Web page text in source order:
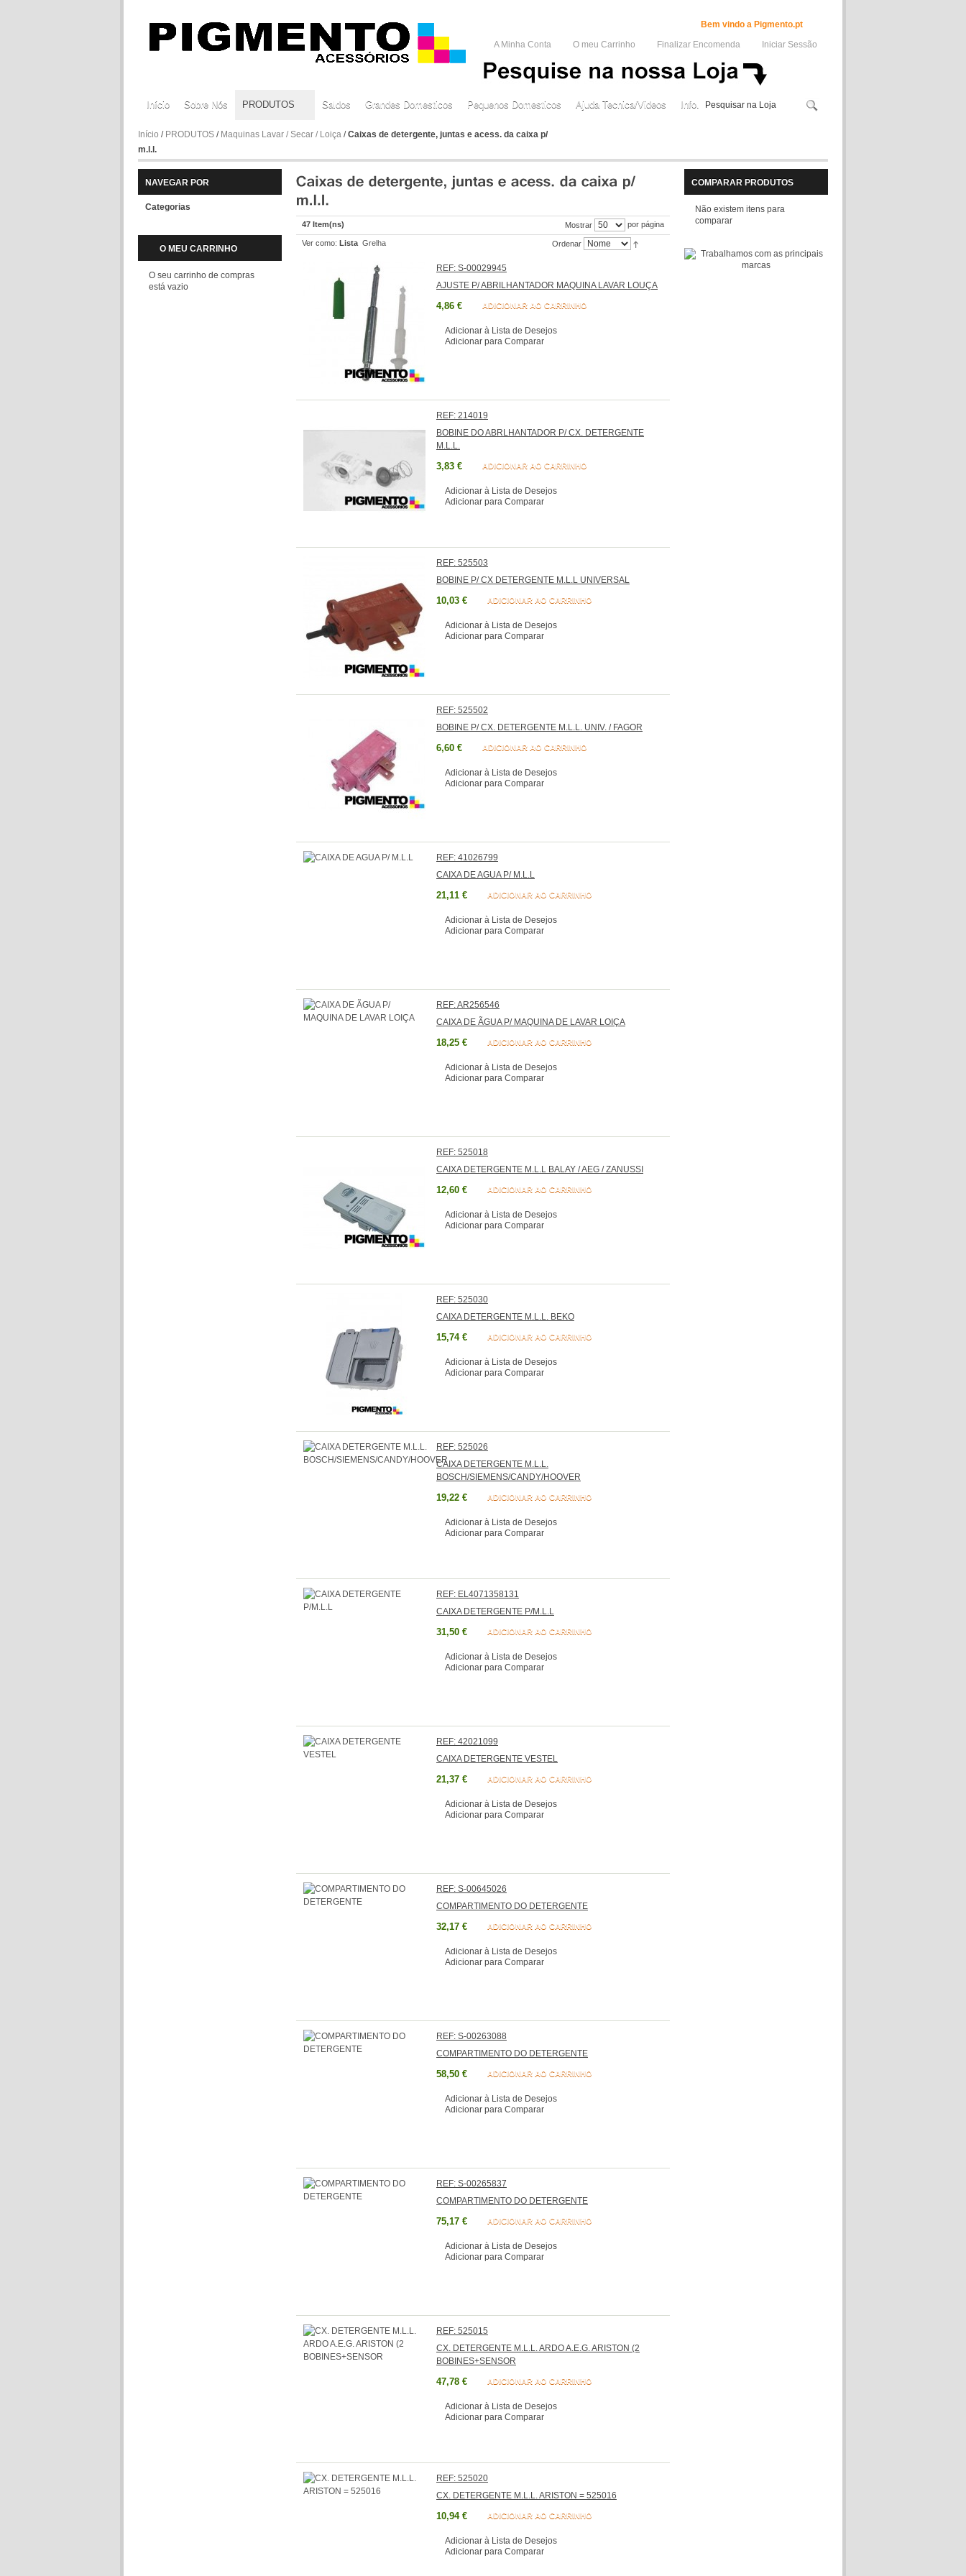
Bem vindo a Pigmento.pt
A Minha Conta
O meu Carrinho Finalizar Encomenda Iniciar Sessão
Início Sobre Nós PRODUTOS Saldos Grandes Domesticos Pequenos Domesticos Ajuda Tecnica/Videos Info.
Início / PRODUTOS / Maquinas Lavar / Secar / Loiça /Caixas de detergente, juntas e acess. da caixa p/
m.l.l.
NAVEGAR POR
Categorias
O MEU CARRINHO
O seu carrinho de compras
está vazio
47 Item(ns) Mostrar por página
Ver como: Lista Grelha Ordenar
REF: S-00029945
AJUSTE P/ ABRILHANTADOR MAQUINA LAVAR LOUÇA
4,86 € ADICIONAR AO CARRINHO
Adicionar à Lista de Desejos
Adicionar para Comparar
REF: 214019
BOBINE DO ABRLHANTADOR P/ CX. DETERGENTE
M.L.L.
3,83 € ADICIONAR AO CARRINHO
Adicionar à Lista de Desejos
Adicionar para Comparar
REF: 525503
BOBINE P/ CX DETERGENTE M.L.L UNIVERSAL
10,03 € ADICIONAR AO CARRINHO
Adicionar à Lista de Desejos
Adicionar para Comparar
REF: 525502
BOBINE P/ CX. DETERGENTE M.L.L. UNIV. / FAGOR
6,60 € ADICIONAR AO CARRINHO
Adicionar à Lista de Desejos
Adicionar para Comparar
REF: 41026799
CAIXA DE AGUA P/ M.L.L
21,11 € ADICIONAR AO CARRINHO
Adicionar à Lista de Desejos
Adicionar para Comparar
REF: AR256546
CAIXA DE ÃGUA P/ MAQUINA DE LAVAR LOIÇA
18,25 € ADICIONAR AO CARRINHO
Adicionar à Lista de Desejos
Adicionar para Comparar
REF: 525018
CAIXA DETERGENTE M.L.L BALAY / AEG / ZANUSSI
12,60 € ADICIONAR AO CARRINHO
Adicionar à Lista de Desejos
Adicionar para Comparar
REF: 525030
CAIXA DETERGENTE M.L.L. BEKO
15,74 € ADICIONAR AO CARRINHO
Adicionar à Lista de Desejos
Adicionar para Comparar
REF: 525026
CAIXA DETERGENTE M.L.L.
BOSCH/SIEMENS/CANDY/HOOVER
19,22 € ADICIONAR AO CARRINHO
Adicionar à Lista de Desejos
Adicionar para Comparar
REF: EL4071358131
CAIXA DETERGENTE P/M.L.L
31,50 € ADICIONAR AO CARRINHO
Adicionar à Lista de Desejos
Adicionar para Comparar
REF: 42021099
CAIXA DETERGENTE VESTEL
21,37 € ADICIONAR AO CARRINHO
Adicionar à Lista de Desejos
Adicionar para Comparar
REF: S-00645026
COMPARTIMENTO DO DETERGENTE
32,17 € ADICIONAR AO CARRINHO
Adicionar à Lista de Desejos
Adicionar para Comparar
REF: S-00263088
COMPARTIMENTO DO DETERGENTE
58,50 € ADICIONAR AO CARRINHO
Adicionar à Lista de Desejos
Adicionar para Comparar
REF: S-00265837
COMPARTIMENTO DO DETERGENTE
75,17 € ADICIONAR AO CARRINHO
Adicionar à Lista de Desejos
Adicionar para Comparar
REF: 525015
CX. DETERGENTE M.L.L. ARDO A.E.G. ARISTON (2
BOBINES+SENSOR
47,78 € ADICIONAR AO CARRINHO
Adicionar à Lista de Desejos
Adicionar para Comparar
REF: 525020
CX. DETERGENTE M.L.L. ARISTON = 525016
10,94 € ADICIONAR AO CARRINHO
Adicionar à Lista de Desejos
Adicionar para Comparar
COMPARAR PRODUTOS
Não existem itens para
comparar